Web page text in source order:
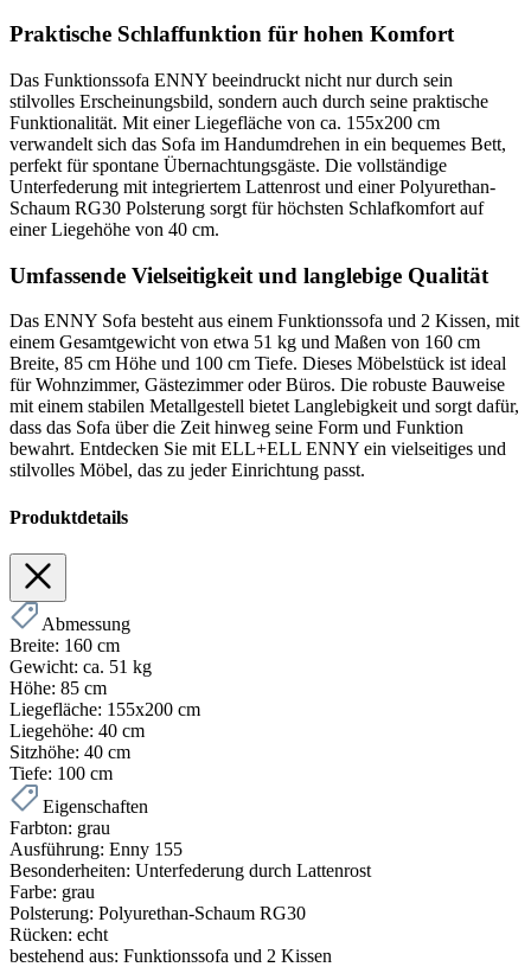
Praktische Schlaffunktion für hohen Komfort
Das Funktionssofa ENNY beeindruckt nicht nur durch sein
stilvolles Erscheinungsbild, sondern auch durch seine praktische
Funktionalität. Mit einer Liegefläche von ca. 155x200 cm
verwandelt sich das Sofa im Handumdrehen in ein bequemes Bett,
perfekt für spontane Übernachtungsgäste. Die vollständige
Unterfederung mit integriertem Lattenrost und einer Polyurethan-
Schaum RG30 Polsterung sorgt für höchsten Schlafkomfort auf
einer Liegehöhe von 40 cm.
Umfassende Vielseitigkeit und langlebige Qualität
Das ENNY Sofa besteht aus einem Funktionssofa und 2 Kissen, mit
einem Gesamtgewicht von etwa 51 kg und Maßen von 160 cm
Breite, 85 cm Höhe und 100 cm Tiefe. Dieses Möbelstück ist ideal
für Wohnzimmer, Gästezimmer oder Büros. Die robuste Bauweise
mit einem stabilen Metallgestell bietet Langlebigkeit und sorgt dafür,
dass das Sofa über die Zeit hinweg seine Form und Funktion
bewahrt. Entdecken Sie mit ELL+ELL ENNY ein vielseitiges und
stilvolles Möbel, das zu jeder Einrichtung passt.
Produktdetails
Abmessung
Breite: 160 cm
Gewicht: ca. 51 kg
Höhe: 85 cm
Liegefläche: 155x200 cm
Liegehöhe: 40 cm
Sitzhöhe: 40 cm
Tiefe: 100 cm
Eigenschaften
Farbton: grau
Ausführung: Enny 155
Besonderheiten: Unterfederung durch Lattenrost
Farbe: grau
Polsterung: Polyurethan-Schaum RG30
Rücken: echt
bestehend aus: Funktionssofa und 2 Kissen